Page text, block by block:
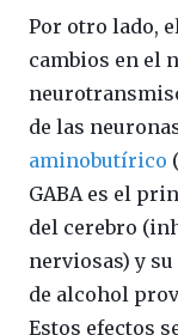
Por otro lado,
cambios en el
de las
aminobutírico
GABA es el
del cerebro
nerviosas) y
de alcohol
Estos efectos